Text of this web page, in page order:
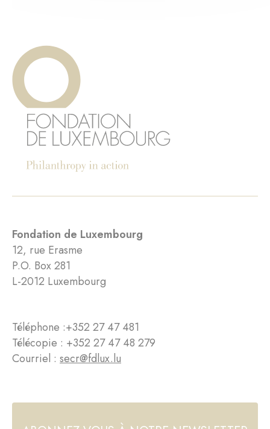
Fondation de Luxembourg
12, rue Erasme
P.O. Box 281
L-2012 Luxembourg
Téléphone :+352 27 47 481
Télécopie : +352 27 47 48 279
Courriel : secr@fdlux.lu